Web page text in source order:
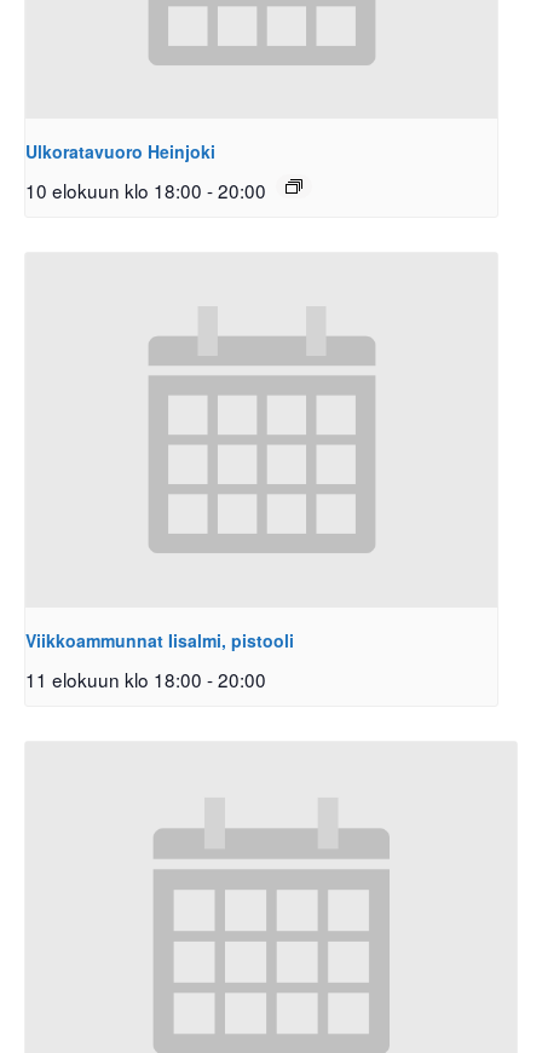
Ulkoratavuoro Heinjoki
10 elokuun klo 18:00 -20:00
Viikkoammunnat Iisalmi, pistooli
11 elokuun klo 18:00 -20:00